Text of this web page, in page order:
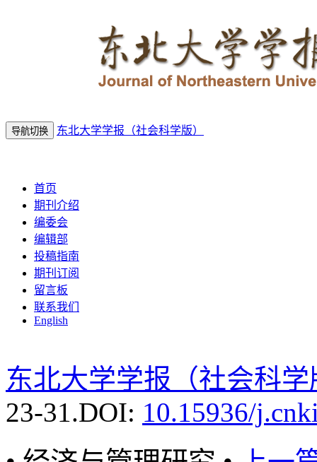
导航切换 东北大学学报（社会科学版）
首页
期刊介绍
编委会
编辑部
投稿指南
期刊订阅
留言板
联系我们
English
东北大学学报（社会科学
23-31.DOI: 10.15936/